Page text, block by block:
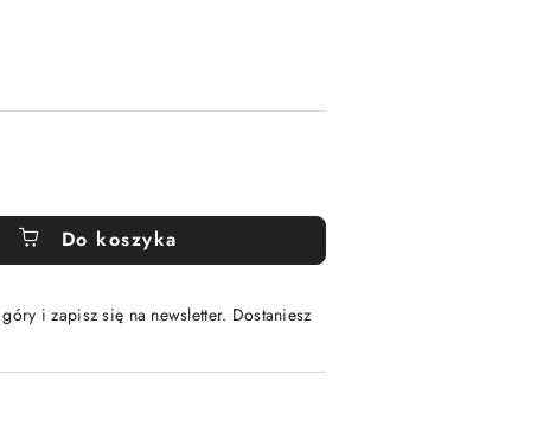
Do koszyka
i zapisz się na newsletter. Dostaniesz